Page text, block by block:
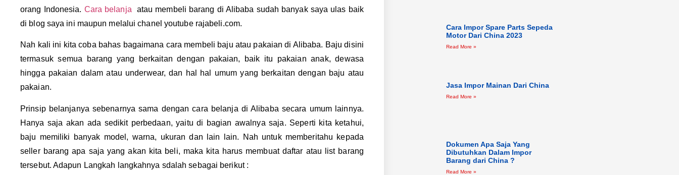
orang Indonesia. Cara belanja
atau membeli barang di Alibaba sudah banyak saya ulas baik
di blog saya ini maupun melalui chanel youtube rajabeli.com.
Nah kali ini kita coba bahas bagaimana cara membeli baju atau pakaian di Alibaba. Baju disini
termasuk semua barang yang berkaitan dengan pakaian, baik itu pakaian anak, dewasa
hingga pakaian dalam atau underwear, dan hal hal umum yang berkaitan dengan baju atau
pakaian.
Prinsip belanjanya sebenarnya sama dengan cara belanja di Alibaba secara umum lainnya.
Hanya saja akan ada sedikit perbedaan, yaitu di bagian awalnya saja. Seperti kita ketahui,
baju memiliki banyak model, warna, ukuran dan lain lain. Nah untuk memberitahu kepada
seller barang apa saja yang akan kita beli, maka kita harus membuat daftar atau list barang
tersebut. Adapun Langkah langkahnya sdalah sebagai berikut :
Cara Impor Spare Parts Sepeda
Motor Dari China 2023
Read More »
Jasa Impor Mainan Dari China
Read More »
Dokumen Apa Saja Yang
Dibutuhkan Dalam Impor
Barang dari China ?
Read More »